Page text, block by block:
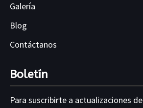
Galería
Blog
Contáctanos
Boletín
Para suscribirte a actualizaciones